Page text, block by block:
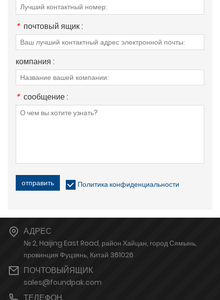
* почтовый ящик :
компания :
* сообщение :
отправить Политика конфиденциальности
АДРЕС
№ 2, Haijing East Road, район Хайцан, город Сямынь,
провинция Фуцзянь, Китай 361026
ПОЧТОВЫЙЯЩИК
sales@foundpak.com
ТЕЛЕФОН